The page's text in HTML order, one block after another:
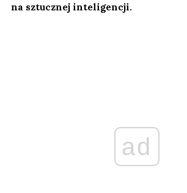
na sztucznej inteligencji.
ad